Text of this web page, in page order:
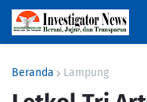
Beranda Lampung